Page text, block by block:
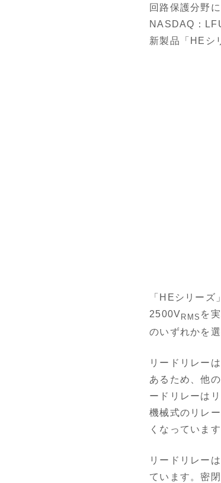
回路保護分野
NASDAQ：
新製品「HEシ
「HEシリー
2500V RMS を
のいずれかを
リードリレー
あるため、他
ードリレーは
機械式のリレ
くなっています
リードリレー
ています。密